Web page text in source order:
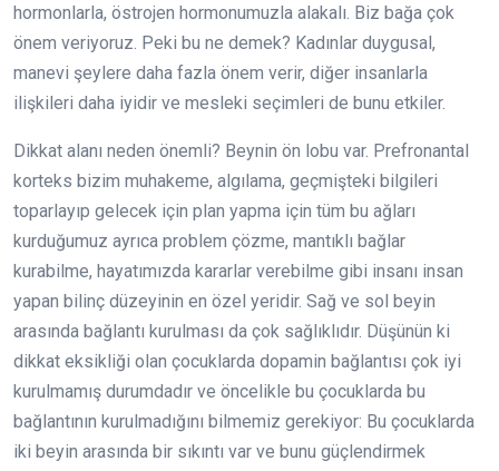
hormonlarla, östrojen hormonumuzla alakalı. Biz bağa çok
önem veriyoruz. Peki bu ne demek? Kadınlar duygusal,
manevi şeylere daha fazla önem verir, diğer insanlarla
ilişkileri daha iyidir ve mesleki seçimleri de bunu etkiler.
Dikkat alanı neden önemli? Beynin ön lobu var. Prefronantal
korteks bizim muhakeme, algılama, geçmişteki bilgileri
toparlayıp gelecek için plan yapma için tüm bu ağları
kurduğumuz ayrıca problem çözme, mantıklı bağlar
kurabilme, hayatımızda kararlar verebilme gibi insanı insan
yapan bilinç düzeyinin en özel yeridir. Sağ ve sol beyin
arasında bağlantı kurulması da çok sağlıklıdır. Düşünün ki
dikkat eksikliği olan çocuklarda dopamin bağlantısı çok iyi
kurulmamış durumdadır ve öncelikle bu çocuklarda bu
bağlantının kurulmadığını bilmemiz gerekiyor: Bu çocuklarda
iki beyin arasında bir sıkıntı var ve bunu güçlendirmek